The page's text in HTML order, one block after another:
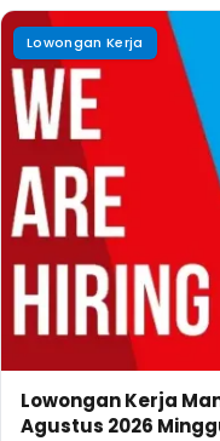
Lowongan Kerja
Lowongan Kerja
Agustus 2026